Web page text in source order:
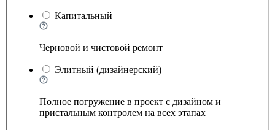
Капитальный
Черновой и чистовой ремонт
Элитный (дизайнерский)
Полное погружение в проект с дизайном и
пристальным контролем на всех этапах